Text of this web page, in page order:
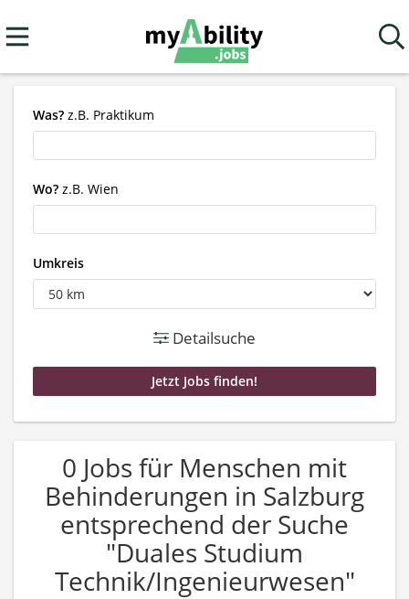
Was? z.B. Praktikum
Wo? z.B. Wien
Umkreis
Detailsuche
0 Jobs für Menschen mit
Behinderungen in Salzburg
entsprechend der Suche
"Duales Studium
Technik/Ingenieurwesen"